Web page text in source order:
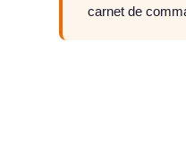
carnet de